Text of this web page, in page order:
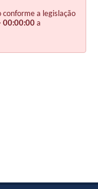
conforme a legislação
00:00:00a